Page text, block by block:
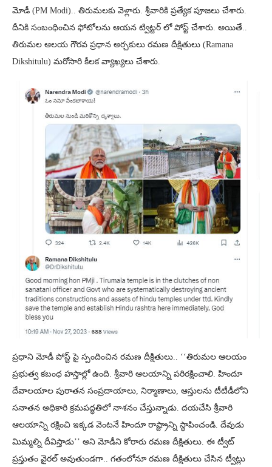
మోడీ (PM Modi).. తిరుమలకు వెళ్లారు. శ్రీవారికి ప్రత్యేక పూజలు చేశారు.
దీనికి సంబంధించిన ఫోటోలను ఆయన ట్విట్టర్ లో పోస్ట్ చేశారు. అయితే..
తిరుమల ఆలయ గౌరవ ప్రధాన అర్చకులు రమణ దీక్షితులు (Ramana
Dikshitulu) మరోసారి కీలక వ్యాఖ్యలు చేశారు.
ప్రధాని మోడీ పోస్ట్ పై స్పందించిన రమణ దీక్షితులు.. ‘‘తిరుమల ఆలయం
ప్రభుత్వ కబంధ హస్తాల్లో ఉంది. శ్రీవారి ఆలయాన్ని పరిరక్షించాలి. హిందూ
దేవాలయాల పురాతన సంప్రదాయాలు, నిర్మాణాలు, ఆస్తులను టీటీడీలోని
సనాతన అధికారి క్రమపద్ధతిలో నాశనం చేస్తున్నాడు. దయచేసి శ్రీవారి
ఆలయాన్ని రక్షించి ఇక్కడ వెంటనే హిందూ రాష్ట్రాన్ని స్థాపించండి. దేవుడు
మిమ్మల్ని దీవిస్తాడు’’ అని మోడీని కోరారు రమణ దీక్షితులు. ఈ ట్వీట్
ప్రస్తుతం వైరల్ అవుతుండగా.. గతంలోనూ రమణ దీక్షితులు చేసిన ట్వీట్లు